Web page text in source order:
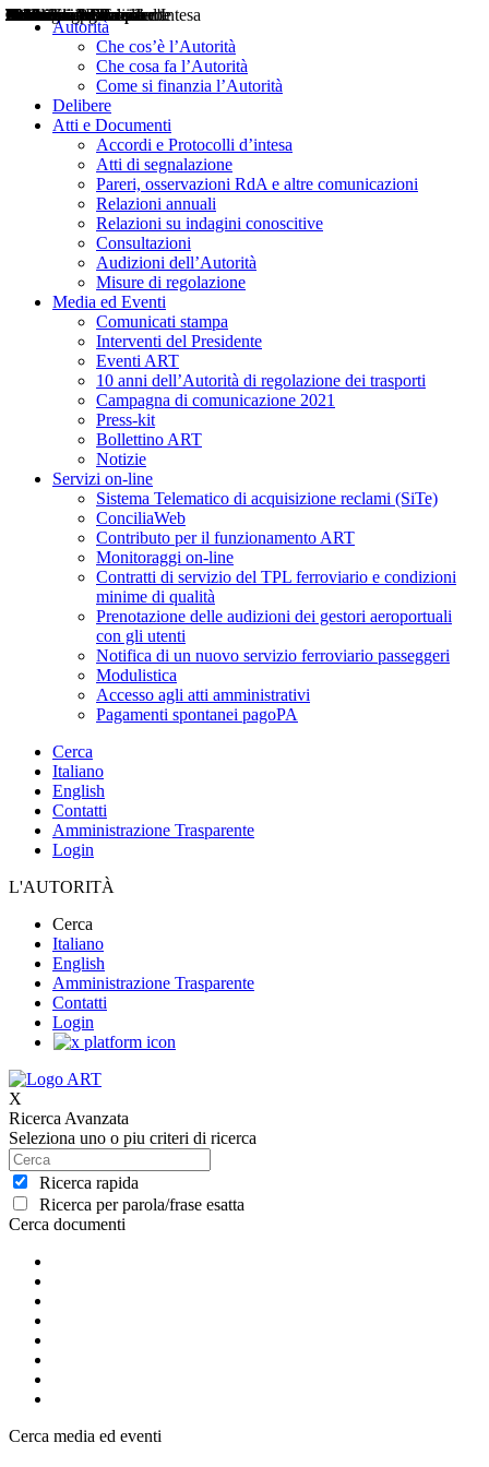
Autorità
Che cos’è l’Autorità
Che cosa fa l’Autorità
Come si finanzia l’Autorità
Delibere
Atti e Documenti
Accordi e Protocolli d’intesa
Atti di segnalazione
Pareri, osservazioni RdA e altre comunicazioni
Relazioni annuali
Relazioni su indagini conoscitive
Consultazioni
Audizioni dell’Autorità
Misure di regolazione
Media ed Eventi
Comunicati stampa
Interventi del Presidente
Eventi ART
10 anni dell’Autorità di regolazione dei trasporti
Campagna di comunicazione 2021
Press-kit
Bollettino ART
Notizie
Servizi on-line
Sistema Telematico di acquisizione reclami (SiTe)
ConciliaWeb
Contributo per il funzionamento ART
Monitoraggi on-line
Contratti di servizio del TPL ferroviario e condizioni
minime di qualità
Prenotazione delle audizioni dei gestori aeroportuali
con gli utenti
Notifica di un nuovo servizio ferroviario passeggeri
Modulistica
Accesso agli atti amministrativi
Pagamenti spontanei pagoPA
Cerca
Italiano
English
Contatti
Amministrazione Trasparente
Login
L'AUTORITÀ
Cerca
Italiano
English
Amministrazione Trasparente
Contatti
Login
X
Ricerca Avanzata
Seleziona uno o piu criteri di ricerca
Ricerca rapida
Ricerca per parola/frase esatta
Cerca documenti
Delibere
Pareri
Consultazioni
Audizioni
Atti di Segnalazione
Accordi e Protocolli d'Intesa
Relazioni annuali
Misure di regolazione
Cerca media ed eventi
Notizie
Comunicati Stampa
Bollettini ART
Convegni ART
Interviste del Presidente
Articoli in primo piano
Interventi del Presidente
2004
2005
2010
2013
2014
2015
2016
2017
2018
2019
202
2020
2021
2022
2023
2024
2025
2026
Aereo
Marittimo
Terrestre